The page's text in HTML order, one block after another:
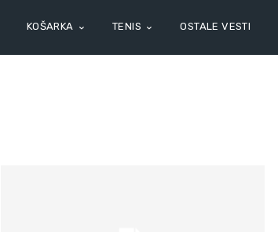
KOŠARKA TENIS OSTALE VESTI